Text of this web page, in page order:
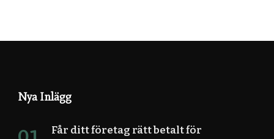
Nya Inlägg
Får ditt företag rätt betalt för